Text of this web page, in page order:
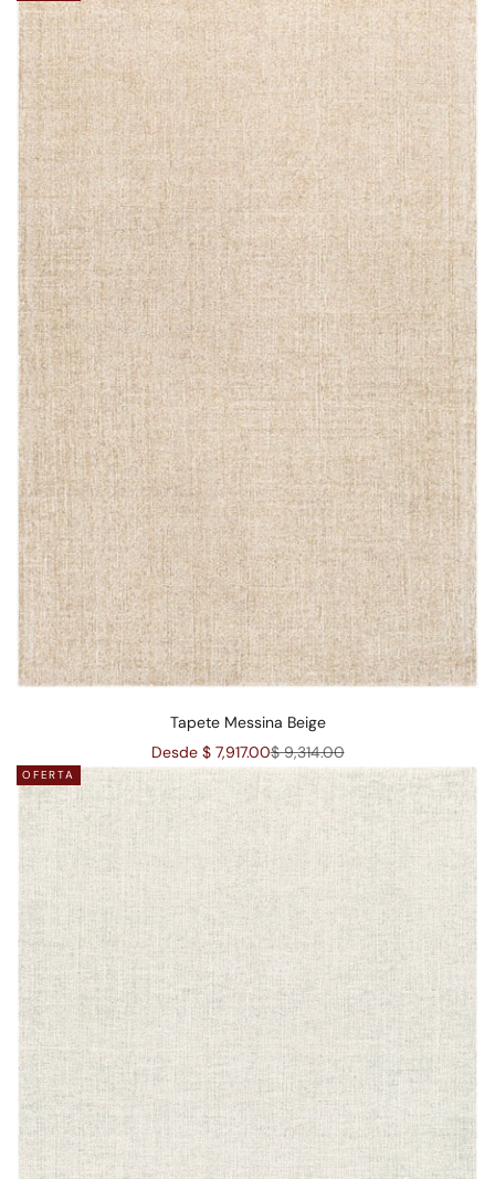
Tapete Messina Beige
Precio de oferta
Desde $ 7,917.00Precio normal
$ 9,314.00
OFERTA